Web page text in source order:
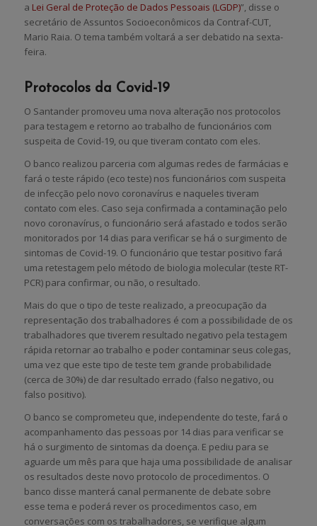
a Lei Geral de Proteção de Dados Pessoais (LGDP)”, disse o
secretário de Assuntos Socioeconômicos da Contraf-CUT,
Mario Raia. O tema também voltará a ser debatido na sexta-
feira.
Protocolos da Covid-19
O Santander promoveu uma nova alteração nos protocolos
para testagem e retorno ao trabalho de funcionários com
suspeita de Covid-19, ou que tiveram contato com eles.
O banco realizou parceria com algumas redes de farmácias e
fará o teste rápido (eco teste) nos funcionários com suspeita
de infecção pelo novo coronavírus e naqueles tiveram
contato com eles. Caso seja confirmada a contaminação pelo
novo coronavírus, o funcionário será afastado e todos serão
monitorados por 14 dias para verificar se há o surgimento de
sintomas de Covid-19. O funcionário que testar positivo fará
uma retestagem pelo método de biologia molecular (teste RT-
PCR) para confirmar, ou não, o resultado.
Mais do que o tipo de teste realizado, a preocupação da
representação dos trabalhadores é com a possibilidade de os
trabalhadores que tiverem resultado negativo pela testagem
rápida retornar ao trabalho e poder contaminar seus colegas,
uma vez que este tipo de teste tem grande probabilidade
(cerca de 30%) de dar resultado errado (falso negativo, ou
falso positivo).
O banco se comprometeu que, independente do teste, fará o
acompanhamento das pessoas por 14 dias para verificar se
há o surgimento de sintomas da doença. E pediu para se
aguarde um mês para que haja uma possibilidade de analisar
os resultados deste novo protocolo de procedimentos. O
banco disse manterá canal permanente de debate sobre
esse tema e poderá rever os procedimentos caso, em
conversações com os trabalhadores, se verifique algum